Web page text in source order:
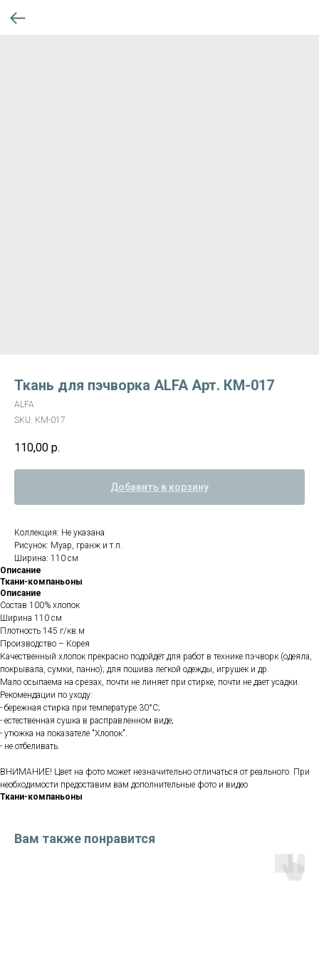
Ткань для пэчворка ALFA Арт. КМ-017
ALFA
SKU: КМ-017
110,00 р.
Добавить в корзину
Коллекция: Не указана
Рисунок: Муар, гранж и т.п.
Ширина: 110 см
Описание
Ткани-компаньоны
Описание
Состав 100% хлопок
Ширина 110 см
Плотность 145 г/кв.м
Производство – Корея
Качественный хлопок прекрасно подойдёт для работ в технике пэчворк (одеяла,
покрывала, сумки, панно); для пошива легкой одежды, игрушек и др.
Мало осыпаема на срезах, почти не линяет при стирке, почти не дает усадки.
Рекомендации по уходу:
- бережная стирка при температуре 30°С;
- естественная сушка в расправленном виде;
- утюжка на показателе "Хлопок".
- не отбеливать.
ВНИМАНИЕ! Цвет на фото может незначительно отличаться от реального. При
необходимости предоставим вам дополнительные фото и видео
Ткани-компаньоны
Вам также понравится